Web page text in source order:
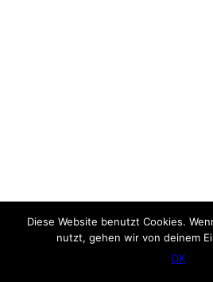
Diese Website benutzt Cookies.
nutzt, gehen wir von deinem
OK